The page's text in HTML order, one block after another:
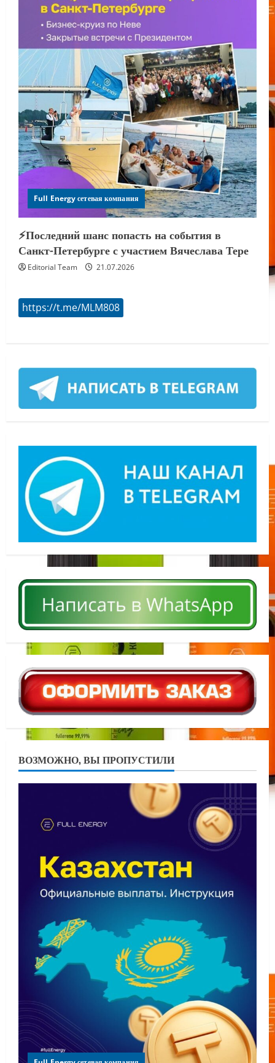
Full Energy сетевая компания
⚡️Последний шанс попасть на события в
Санкт-Петербурге с участием Вячеслава Тере
Editorial Team 21.07.2026
https://t.me/MLM808
ВОЗМОЖНО, ВЫ ПРОПУСТИЛИ